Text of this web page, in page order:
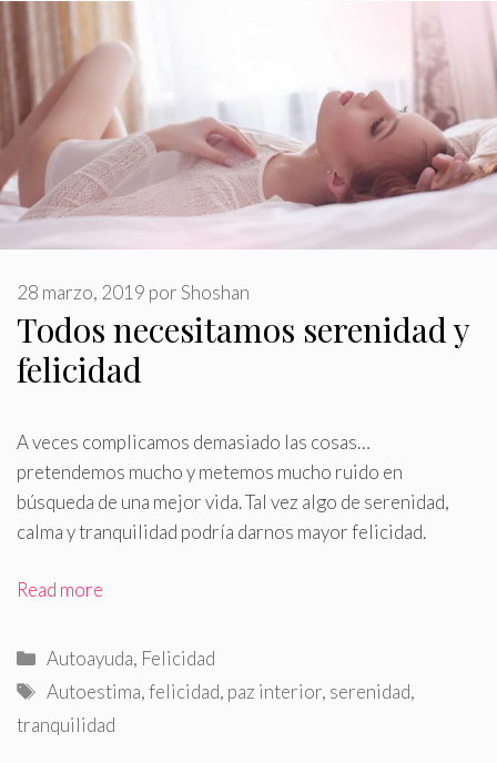
Todos necesitamos serenidad y
felicidad
28 marzo, 2019 porShoshan
A veces complicamos demasiado las cosas…
pretendemos mucho y metemos mucho ruido en
búsqueda de una mejor vida.Tal vez algo de serenidad,
calma y tranquilidad podría darnos mayor felicidad.
Read more
Categorías
Autoayuda, Felicidad
Etiquetas
Autoestima,felicidad, paz interior, serenidad,
tranquilidad